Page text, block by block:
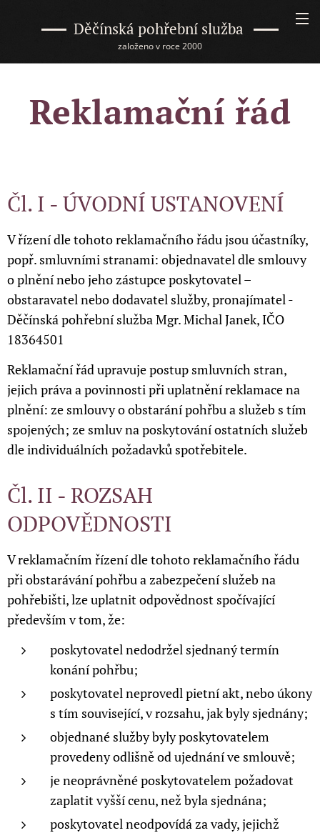
Děčínská pohřební služba
založeno v roce 2000
Reklamační řád
Čl. I - ÚVODNÍ USTANOVENÍ
V řízení dle tohoto reklamačního řádu jsou účastníky,
popř. smluvními stranami: objednavatel dle smlouvy
o plnění nebo jeho zástupce poskytovatel –
obstaravatel nebo dodavatel služby, pronajímatel -
Děčínská pohřební služba Mgr. Michal Janek, IČO
18364501
Reklamační řád upravuje postup smluvních stran,
jejich práva a povinnosti při uplatnění reklamace na
plnění: ze smlouvy o obstarání pohřbu a služeb s tím
spojených; ze smluv na poskytování ostatních služeb
dle individuálních požadavků spotřebitele.
Čl. II - ROZSAH
ODPOVĚDNOSTI
V reklamačním řízení dle tohoto reklamačního řádu
při obstarávání pohřbu a zabezpečení služeb na
pohřebišti, lze uplatnit odpovědnost spočívající
především v tom, že:
poskytovatel nedodržel sjednaný termín
konání pohřbu;
poskytovatel neprovedl pietní akt, nebo úkony
s tím související, v rozsahu, jak byly sjednány;
objednané služby byly poskytovatelem
provedeny odlišně od ujednání ve smlouvě;
je neoprávněné poskytovatelem požadovat
zaplatit vyšší cenu, než byla sjednána;
poskytovatel neodpovídá za vady, jejichž